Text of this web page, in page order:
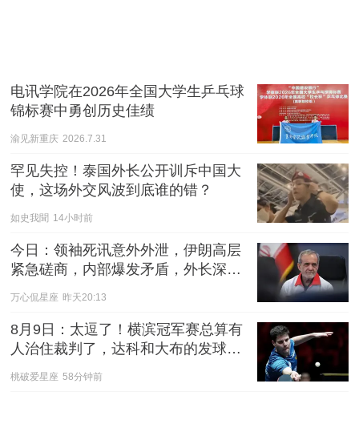
电讯学院在2026年全国大学生乒乓球
锦标赛中勇创历史佳绩
渝见新重庆 2026.7.31
罕见失控！泰国外长公开训斥中国大
使，这场外交风波到底谁的错？
如史我聞 14小时前
今日：领袖死讯意外外泄，伊朗高层
紧急磋商，内部爆发矛盾，外长深陷
万心侃星座 昨天20:13
8月9日：太逗了！横滨冠军赛总算有
人治住裁判了，达科和大布的发球一
桃破爱星座 58分钟前